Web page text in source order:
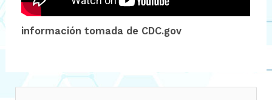
información tomada de CDC.gov